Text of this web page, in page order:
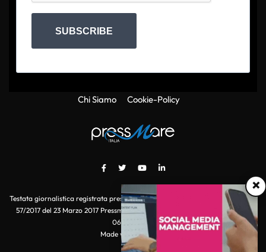
×
SUBSCRIBE
Chi Siamo Cookie-Policy
Testata giornalistica registrata presso il Tribunale di Roma con autorizzazione
57/2017 del 23 Marzo 2017 Pressmare.it è un marchio di S.P.E.N. Srl - P.IVA
06511641000
Made with
by POI